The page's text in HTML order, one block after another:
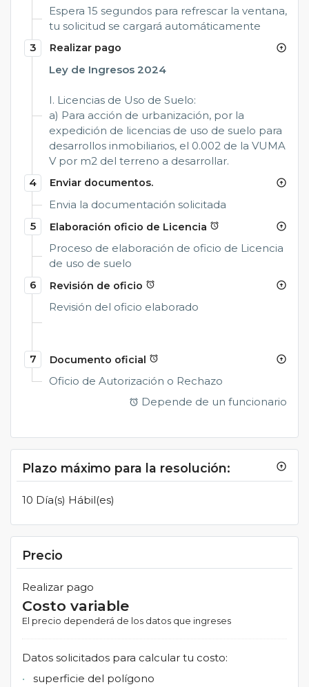
Espera 15 segundos para refrescar la ventana,
tu solicitud se cargará automáticamente
3
Realizar pago arrow_circle_up
Ley de Ingresos 2024
I. Licencias de Uso de Suelo:
a) Para acción de urbanización, por la
expedición de licencias de uso de suelo para
desarrollos inmobiliarios, el 0.002 de la VUMA
V por m2 del terreno a desarrollar.
4
Enviar documentos. arrow_circle_up
Envia la documentación solicitada
5
Elaboración oficio de Licencia alarm arrow_circle_up
Proceso de elaboración de oficio de Licencia
de uso de suelo
6
Revisión de oficio alarm arrow_circle_up
Revisión del oficio elaborado
7 Documento oficial alarm arrow_circle_up
Oficio de Autorización o Rechazo
alarm Depende de un funcionario
Plazo máximo para la resolución: arrow_circle_up
10 Día(s) Hábil(es)
Precio
Realizar pago
Costo variable
El precio dependerá de los datos que ingreses
Datos solicitados para calcular tu costo:
superficie del polígono